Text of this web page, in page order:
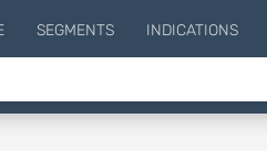
SEGMENTS INDICATIONS